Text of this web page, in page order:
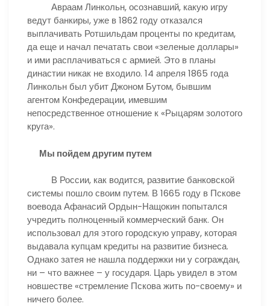
Авраам Линкольн, осознавший, какую игру
ведут банкиры, уже в 1862 году отказался
выплачивать Ротшильдам проценты по кредитам,
да еще и начал печатать свои «зеленые доллары»
и ими расплачиваться с армией. Это в планы
династии никак не входило. 14 апреля 1865 года
Линкольн был убит Джоном Бутом, бывшим
агентом Конфедерации, имевшим
непосредственное отношение к «Рыцарям золотого
круга».
Мы пойдем другим путем
В России, как водится, развитие банковской
системы пошло своим путем. В 1665 году в Пскове
воевода Афанасий Ордын-Нащокин попытался
учредить полноценный коммерческий банк. Он
использовал для этого городскую управу, которая
выдавала купцам кредиты на развитие бизнеса.
Однако затея не нашла поддержки ни у сограждан,
ни – что важнее – у государя. Царь увидел в этом
новшестве «стремление Пскова жить по-своему» и
ничего более.